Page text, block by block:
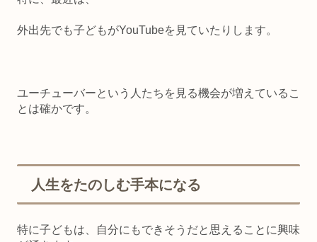
外出先でも子どもがYouTubeを見ていたりします。
ユーチューバーという人たちを見る機会が増えているこ
とは確かです。
人生をたのしむ手本になる
特に子どもは、 自分にもできそうだと思える こと に興味